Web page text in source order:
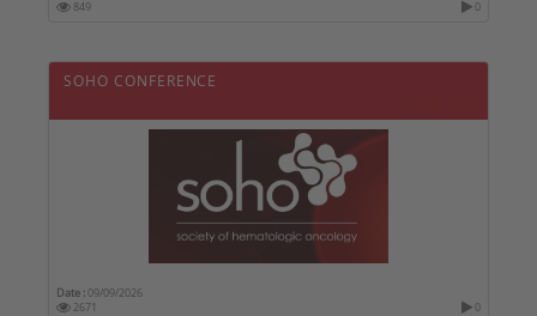
849
0
SOHO CONFERENCE
Date :09/09/2026
2671
0